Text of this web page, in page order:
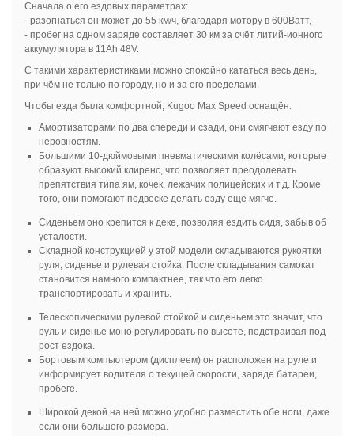
Сначала о его ездовых параметрах:
- разогнаться он может до 55 км/ч, благодаря мотору в 600Ватт,
- пробег на одном заряде составляет 30 км за счёт литий-ионного
аккумулятора в 11Ah 48V.
С такими характеристиками можно спокойно кататься весь день,
при чём не только по городу, но и за его пределами.
Чтобы езда была комфортной, Kugoo Max Speed оснащён:
Амортизаторами по два спереди и сзади, они смягчают езду по
неровностям.
Большими 10-дюймовыми пневматическими колёсами, которые
образуют высокий клиренс, что позволяет преодолевать
препятствия типа ям, кочек, лежачих полицейских и т.д. Кроме
того, они помогают подвеске делать езду ещё мягче.
Сиденьем оно крепится к деке, позволяя ездить сидя, забыв об
усталости.
Складной конструкцией у этой модели складываются рукоятки
руля, сиденье и рулевая стойка. После складывания самокат
становится намного компактнее, так что его легко
транспортировать и хранить.
Телескопическими рулевой стойкой и сиденьем это значит, что
руль и сиденье моно регулировать по высоте, подстраивая под
рост ездока.
Бортовым компьютером (дисплеем) он расположен на руле и
информирует водителя о текущей скорости, заряде батареи,
пробеге.
Широкой декой на ней можно удобно разместить обе ноги, даже
если они большого размера.